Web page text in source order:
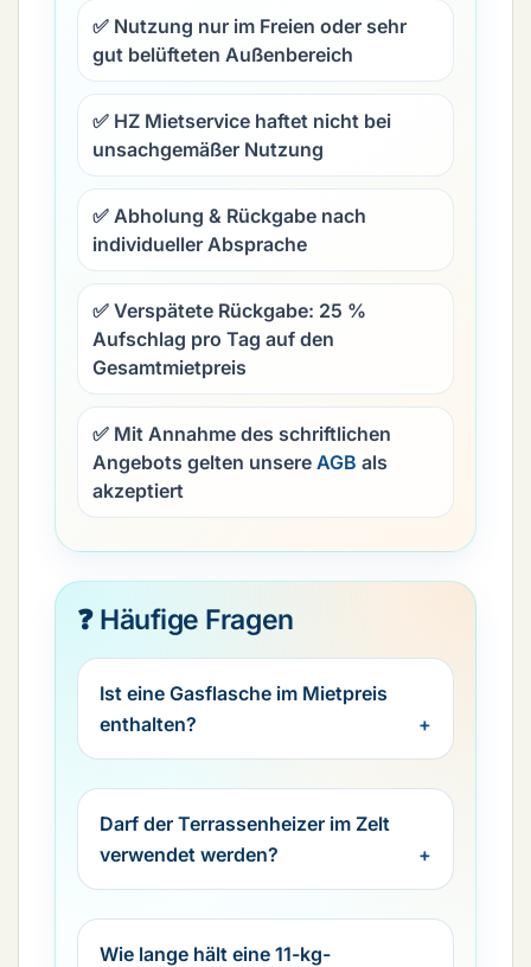
✅ Nutzung nur im Freien oder sehr
gut belüfteten Außenbereich
✅ HZ Mietservice haftet nicht bei
unsachgemäßer Nutzung
✅ Abholung & Rückgabe nach
individueller Absprache
✅ Verspätete Rückgabe: 25 %
Aufschlag pro Tag auf den
Gesamtmietpreis
✅ Mit Annahme des schriftlichen
Angebots gelten unsere AGB als
akzeptiert
❓ Häufige Fragen
Ist eine Gasflasche im Mietpreis
enthalten?
Darf der Terrassenheizer im Zelt
verwendet werden?
Wie lange hält eine 11-kg-